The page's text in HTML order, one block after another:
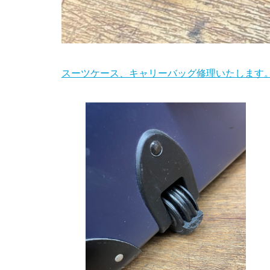
スーツケース、キャリーバッグ修理いたします